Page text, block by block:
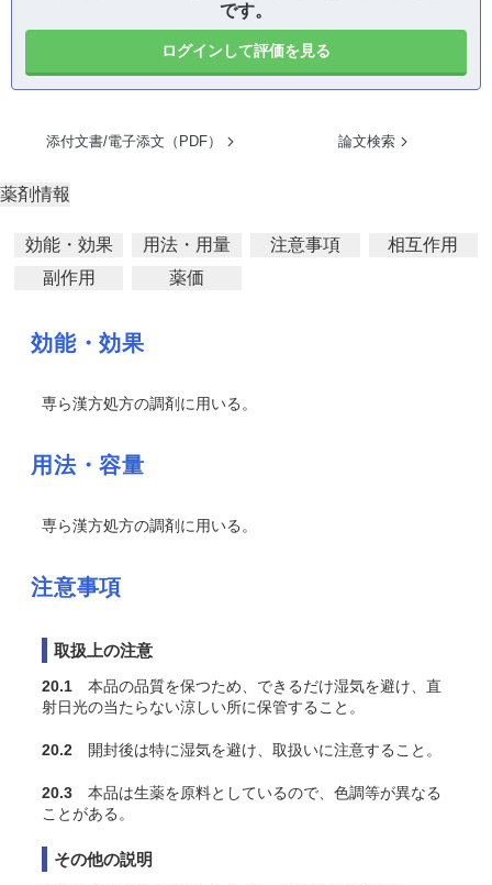
です。
ログインして評価を見る
添付文書/電子添文（PDF） 論文検索
薬剤情報
効能・効果 用法・用量 注意事項
相互作用
副作用
薬価
効能・効果
専ら漢方処方の調剤に用いる。
用法・容量
専ら漢方処方の調剤に用いる。
注意事項
取扱上の注意
20.1 本品の品質を保つため、できるだけ湿気を避け、直
射日光の当たらない涼しい所に保管すること。
20.2 開封後は特に湿気を避け、取扱いに注意すること。
20.3 本品は生薬を原料としているので、色調等が異なる
ことがある。
その他の説明